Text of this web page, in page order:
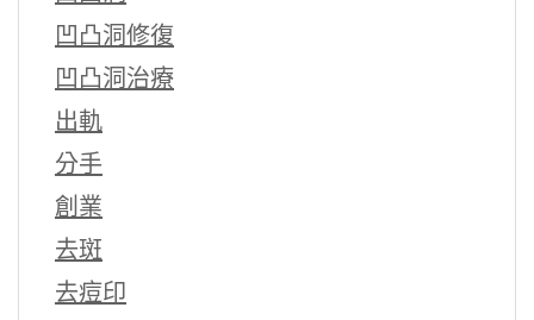
凹凸洞修復
凹凸洞治療
出軌
分手
創業
去斑
去痘印